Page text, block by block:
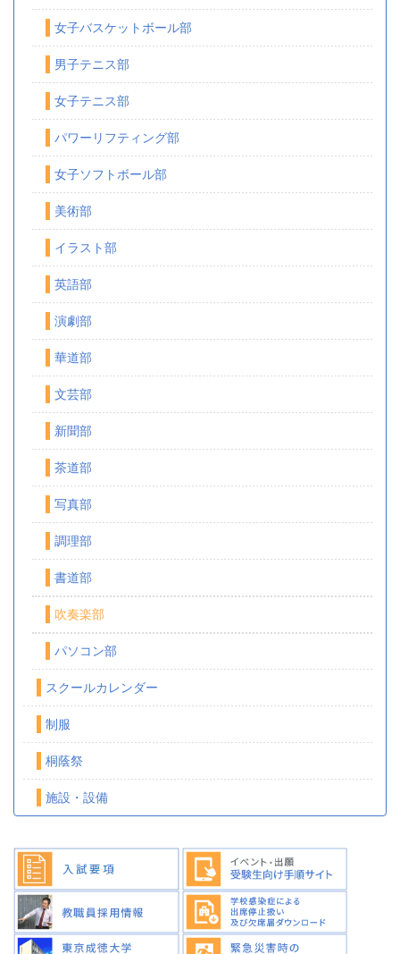
女子バスケットボール部
男子テニス部
女子テニス部
パワーリフティング部
女子ソフトボール部
美術部
イラスト部
英語部
演劇部
華道部
文芸部
新聞部
茶道部
写真部
調理部
書道部
吹奏楽部
パソコン部
スクールカレンダー
制服
桐蔭祭
施設・設備